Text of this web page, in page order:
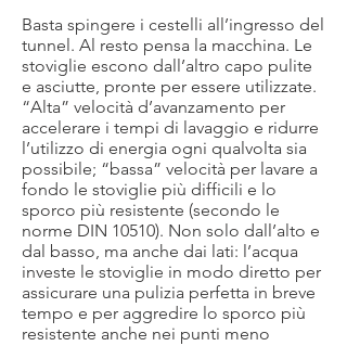
Basta spingere i cestelli all’ingresso del
tunnel. Al resto pensa la macchina. Le
stoviglie escono dall’altro capo pulite
e asciutte, pronte per essere utilizzate.
“Alta” velocità d’avanzamento per
accelerare i tempi di lavaggio e ridurre
l’utilizzo di energia ogni qualvolta sia
possibile; “bassa” velocità per lavare a
fondo le stoviglie più difficili e lo
sporco più resistente (secondo le
norme DIN 10510). Non solo dall’alto e
dal basso, ma anche dai lati: l’acqua
investe le stoviglie in modo diretto per
assicurare una pulizia perfetta in breve
tempo e per aggredire lo sporco più
resistente anche nei punti meno